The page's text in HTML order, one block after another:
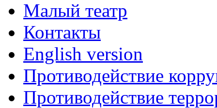
Малый театр
Контакты
English version
Противодействие
Противодействие